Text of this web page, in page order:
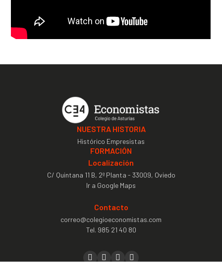
NUESTRA HISTORIA
Histórico Empresistas
FORMACIÓN
Localización
C/ Quintana 11 B, 2ª Planta - 33009, Oviedo
Ir a Google Maps
Contacto
correo@colegioeconomistas.com
Tel. 985 21 40 80